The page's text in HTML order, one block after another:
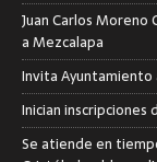
Juan Carlos Moreno
a Mezcalapa
Invita Ayuntamiento
Inician
Se atiende en